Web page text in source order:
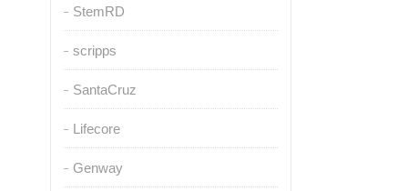
StemRD
scripps
SantaCruz
Lifecore
Genway